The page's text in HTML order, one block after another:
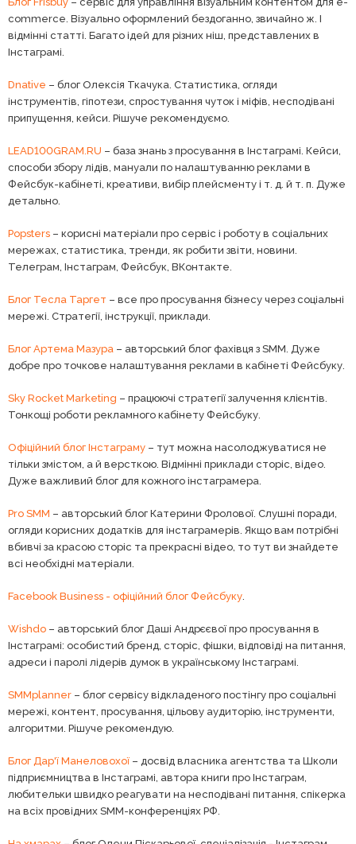
commerce. Візуально оформлений бездоганно, звичайно ж. І
відмінні статті. Багато ідей для різних ніш, представлених в
Інстаграмі.
Dnative – блог Олексія Ткачука. Статистика, огляди
інструментів, гіпотези, спростування чуток і міфів, несподівані
припущення, кейси. Рішуче рекомендуємо.
LEAD100GRAM.RU – база знань з просування в Інстаграмі. Кейси,
способи збору лідів, мануали по налаштуванню реклами в
Фейсбук-кабінеті, креативи, вибір плейсменту і т. д. й т. п. Дуже
детально.
Popsters – корисні матеріали про сервіс і роботу в соціальних
мережах, статистика, тренди, як робити звіти, новини.
Телеграм, Інстаграм, Фейсбук, ВКонтакте.
Блог Тесла Таргет – все про просування бізнесу через соціальні
мережі. Стратегії, інструкції, приклади.
Блог Артема Мазура – авторський блог фахівця з SMM. Дуже
добре про точкове налаштування реклами в кабінеті Фейсбуку.
Sky Rocket Marketing – працюючі стратегії залучення клієнтів.
Тонкощі роботи рекламного кабінету Фейсбуку.
Офіційний блог Інстаграму – тут можна насолоджуватися не
тільки змістом, а й версткою. Відмінні приклади сторіс, відео.
Дуже важливий блог для кожного інстаграмера.
Pro SMM – авторський блог Катерини Фролової. Слушні поради,
огляди корисних додатків для інстаграмерів. Якщо вам потрібні
вбивчі за красою сторіс та прекрасні відео, то тут ви знайдете
всі необхідні матеріали.
Facebook Business - офіційний блог Фейсбуку
Wishdo – авторський блог Даші Андрєєвої про просування в
Інстаграмі: особистий бренд, сторіс, фішки, відповіді на питання,
адреси і паролі лідерів думок в українському Інстаграмі.
SMMplanner – блог сервісу відкладеного постінгу про соціальні
мережі, контент, просування, цільову аудиторію, інструменти,
алгоритми. Рішуче рекомендую.
Блог Дар'ї Манеловохої – досвід власника агентства та Школи
підприємництва в Інстаграмі, автора книги про Інстаграм,
любительки швидко реагувати на несподівані питання, спікерка
на всіх провідних SMM-конференціях РФ.